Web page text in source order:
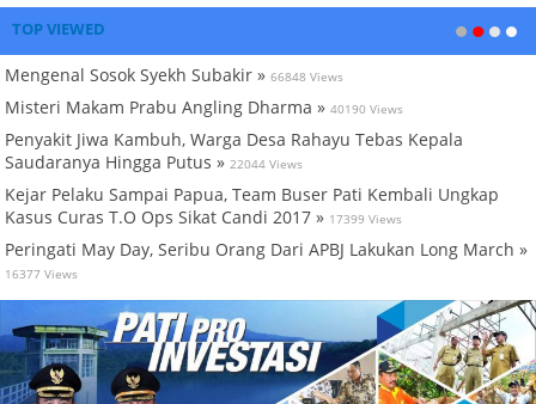
TOP VIEWED
Mengenal Sosok Syekh Subakir » 66848 Views
Misteri Makam Prabu Angling Dharma » 40190 Views
Penyakit Jiwa Kambuh, Warga Desa Rahayu Tebas Kepala
Saudaranya Hingga Putus » 22044 Views
Kejar Pelaku Sampai Papua, Team Buser Pati Kembali Ungkap
Kasus Curas T.O Ops Sikat Candi 2017 » 17399 Views
Peringati May Day, Seribu Orang Dari APBJ Lakukan Long March »
16377 Views